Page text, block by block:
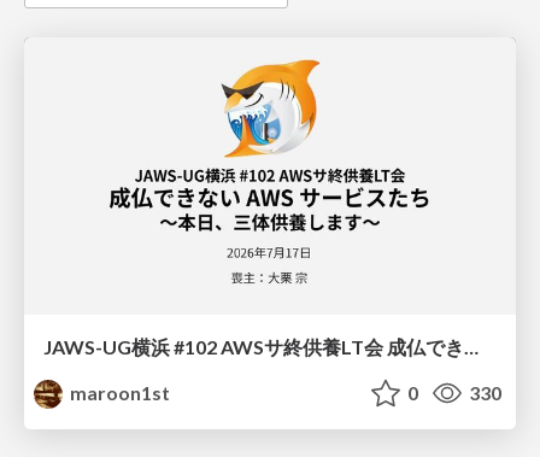
maroon1st
0 330